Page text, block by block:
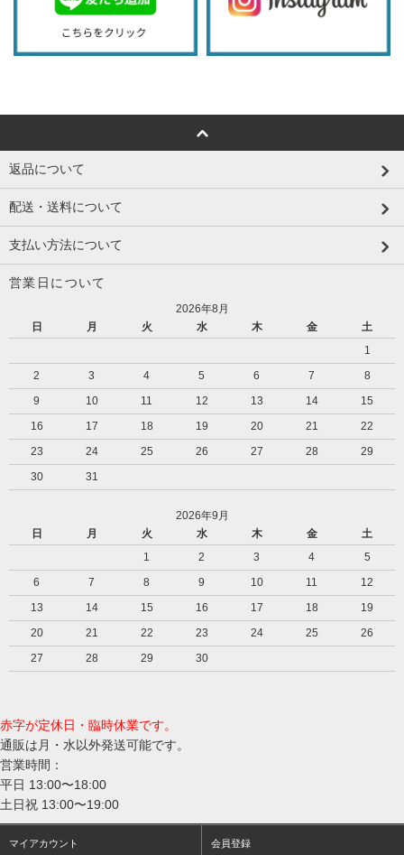
返品について
配送・送料について
支払い方法について
営業日について
2026年8月
日
月 火 水 木 金
土
1
2
3 4 5 6 7
8
9
10 11 12 13 14
15
16
17 18 19 20 21
22
23
24 25 26 27 28
29
30
31
2026年9月
日
月 火 水 木 金
土
1
2 3 4
5
6
7 8 9 10 11
12
13
14 15 16 17 18
19
20
21 22 23 24 25
26
27
28 29 30
赤字が定休日・臨時休業です。
通販は月・水以外発送可能です。
営業時間：
平日 13:00〜18:00
土日祝 13:00〜19:00
マイアカウント 会員登録